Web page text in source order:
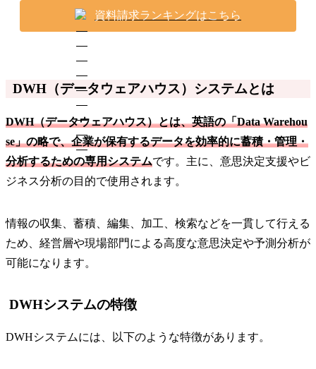
資料請求ランキングはこちら
DWH（データウェアハウス）システムとは
DWH（データウェアハウス）とは、英語の「Data Warehou
se」の略で、企業が保有するデータを効率的に蓄積・管理・
分析するための専用システムです。主に、意思決定支援やビ
ジネス分析の目的で使用されます。
情報の収集、蓄積、編集、加工、検索などを一貫して行える
ため、経営層や現場部門による高度な意思決定や予測分析が
可能になります。
DWHシステムの特徴
DWHシステムには、以下のような特徴があります。